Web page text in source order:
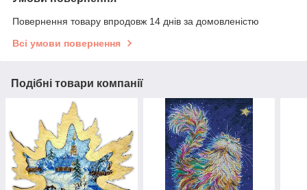
Повернення товару впродовж 14 днів за домовленістю
Всі умови повернення
Подібні товари компанії